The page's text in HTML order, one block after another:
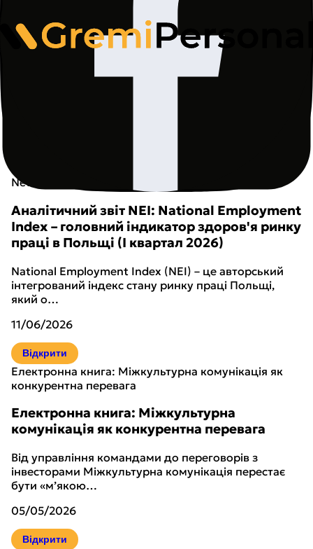
(newsletter) з новинами, інформаційними
матеріалами, а також комерційною інформацією
та маркетинговими матеріалами від www.gremi-
personal.com, відповідно до
Політики
. Правовою підставою обробки
є ст. 6 п. 1 літ. a RODO. Згоду можна відкликати у
New
Аналітичний звіт NEI: National Employment
Index – головний індикатор здоров'я ринку
праці в Польщі (I квартал 2026)
National Employment Index (NEI) – це авторський
інтегрований індекс стану ринку праці Польщі,
який о…
11/06/2026
Відкрити
Електронна книга: Міжкультурна комунікація як
конкурентна перевага
Електронна книга: Міжкультурна
комунікація як конкурентна перевага
Від управління командами до переговорів з
інвесторами Міжкультурна комунікація перестає
бути «м’якою…
05/05/2026
Відкрити